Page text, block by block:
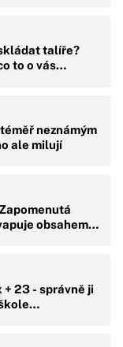
talíře?
to o vás…
neznámým
ale milují
obsahem…
23 - správně ji